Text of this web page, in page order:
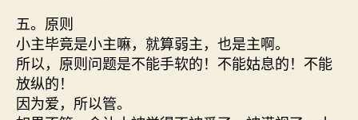
五。原则
小主毕竟是小主嘛，就算弱主，也是主啊。
所以，原则问题是不能手软的！不能姑息的！不能
放纵的！
因为爱，所以管。